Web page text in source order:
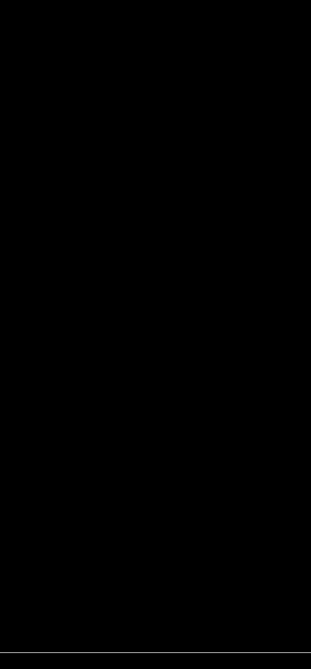
Fußzeile